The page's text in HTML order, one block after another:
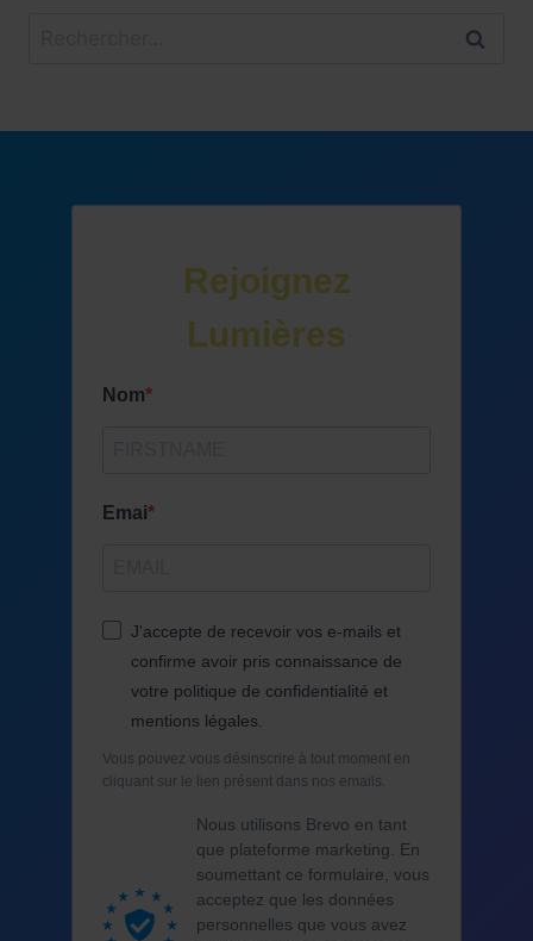
Rejoignez
Lumières
Nom
Emai
J'accepte de recevoir vos e-mails et
confirme avoir pris connaissance de
votre politique de confidentialité et
mentions légales.
Vous pouvez vous désinscrire à tout moment en
cliquant sur le lien présent dans nos emails.
Nous utilisons Brevo en tant
que plateforme marketing. En
soumettant ce formulaire, vous
acceptez que les données
personnelles que vous avez